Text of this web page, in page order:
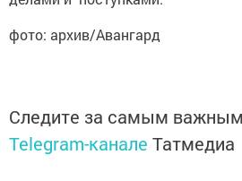
фото: архив/Авангард
Следите за самым
Telegram-канале Татмедиа